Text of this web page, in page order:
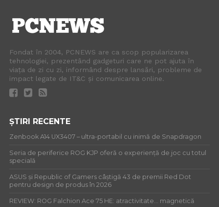
Fondat în 2004, PCNEWS are ca scop popularizarea
tehnologiei, prezentând gadgeturi care ne pot ajuta în
viața de zi cu zi, informând despre lansări, probleme de
impact legate de IT&C și comunicarea online.
ȘTIRI RECENTE
Zenbook A14 UX3407 – ultra-portabil cu inimă de Snapdragon
Seria de periferice ROG KJP oferă o experiență de joc cu totul
specială
ASUS și Republic of Gamers câștigă 43 de premii Red Dot
pentru design de produs în 2026
REVIEW: ROG Falchion Ace 75 HE: atractivitate… magnetică